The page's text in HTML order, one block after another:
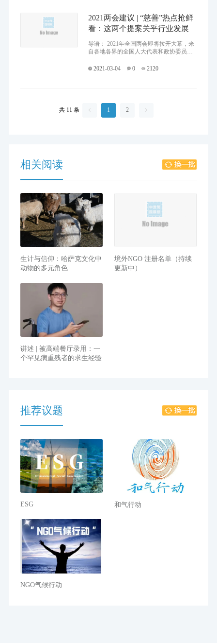
2021两会建议 | “慈善”热点抢鲜
看：这两个提案关乎行业发展
导语： 2021年全国两会即将拉开大幕，来
自各地各界的全国人大代表和政协委员们
下来，今年“两会”有关慈善行业的提案将
2021-03-04 0 2120
共 11 条  1 2 
相关阅读
生计与信仰：哈萨克文化中
动物的多元角色
境外NGO 注册名单（持续
更新中）
讲述 | 被高端餐厅录用：一
个罕见病重残者的求生经验
推荐议题
ESG 和气行动
NGO气候行动